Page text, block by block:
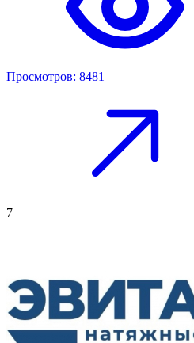
Просмотров: 8481
7